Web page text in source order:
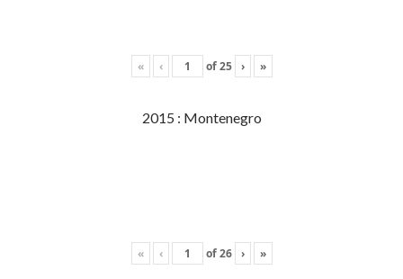
« ‹ of25 › »
2015 : Montenegro
« ‹ of26 › »